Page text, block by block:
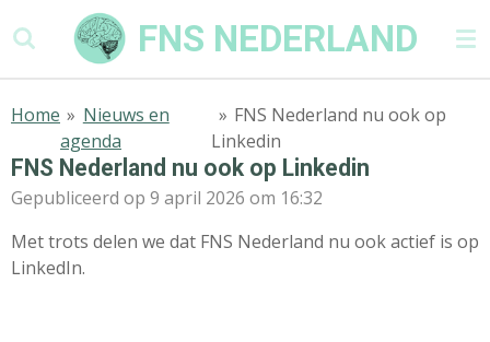
direct
hoofdinhoud
FNS NEDERLAND
Home » Nieuws en
agenda
» FNS Nederland nu ook op
Linkedin
FNS Nederland nu ook op Linkedin
Gepubliceerd op 9 april 2026 om 16:32
Met trots delen we dat FNS Nederland nu ook actief is op
LinkedIn.